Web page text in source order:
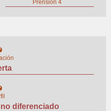
Prensión 4
diferenciado